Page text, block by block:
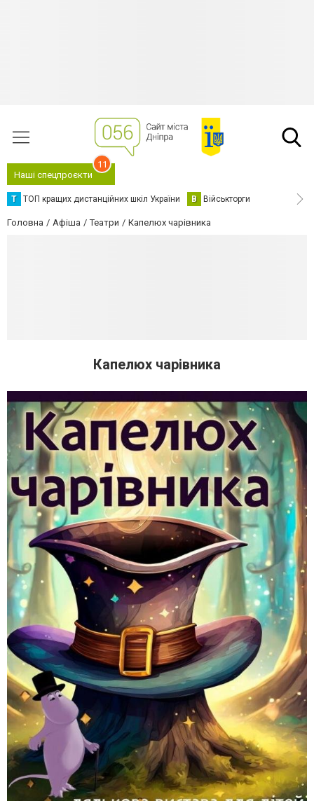
Наші спецпроєкти
11
Т ТОП кращих дистанційних шкіл України В Військторги
Головна Афіша Театри Капелюх чарівника
Капелюх чарівника